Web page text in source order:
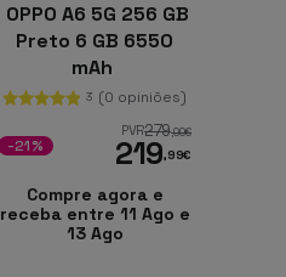
OPPO A6 5G 256 GB
Preto 6 GB 6550
mAh
3 (0 opiniões)
PVR279,00€
219,99€
-21%
Compre agora e
receba entre 11 Ago e
13 Ago